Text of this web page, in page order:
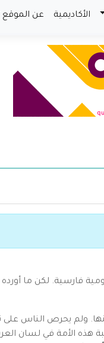
الأكاديمية عن الموقع
فارسية. لكن ما
ولم يحرص الناس
هذه الأمة في لسان